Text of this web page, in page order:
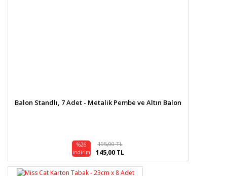
Balon Standlı, 7 Adet - Metalik Pembe ve Altın Balon
%26
indirim
195,00 TL
145,00 TL